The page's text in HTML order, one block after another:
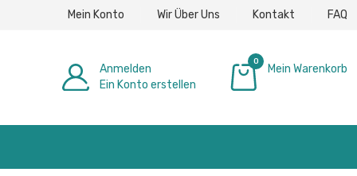
Mein Konto Wir Über Uns Kontakt FAQ
Anmelden
Ein Konto erstellen
0
Mein Warenkorb